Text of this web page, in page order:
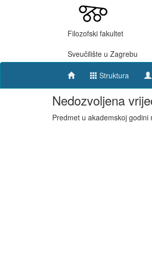
Filozofski fakultet
Sveučilište u Zagrebu
Struktura
Nedozvoljena
Predmet u akademskoj godini